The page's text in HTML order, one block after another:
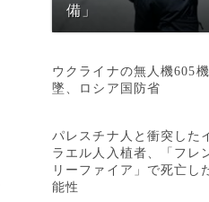
備」
ウクライナの無人機605
墜、ロシア国防省
パレスチナ人と衝突した
ラエル人入植者、「フレ
リーファイア」で死亡し
能性